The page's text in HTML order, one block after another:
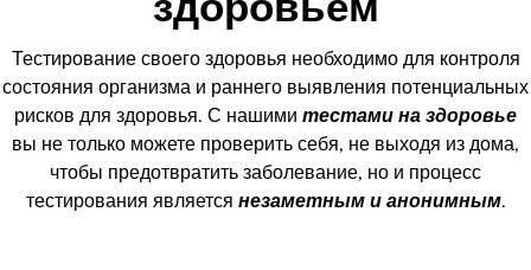
Тестирование своего здоровья необходимо для контроля
состояния организма и раннего выявления потенциальных
рисков для здоровья. С нашими тестами на здоровье
вы не только можете проверить себя, не выходя из дома,
чтобы предотвратить заболевание, но и процесс
тестирования является незаметным и анонимным.